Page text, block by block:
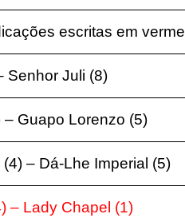
escritas em
Senhor Juli (8)
– Guapo Lorenzo (5)
– Dá-Lhe Imperial (5)
– Lady Chapel (1)